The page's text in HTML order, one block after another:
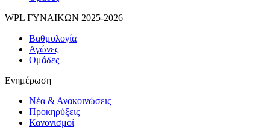
WPL ΓΥΝΑΙΚΩΝ 2025-2026
Βαθμολογία
Αγώνες
Ομάδες
Ενημέρωση
Νέα & Ανακοινώσεις
Προκηρύξεις
Κανονισμοί